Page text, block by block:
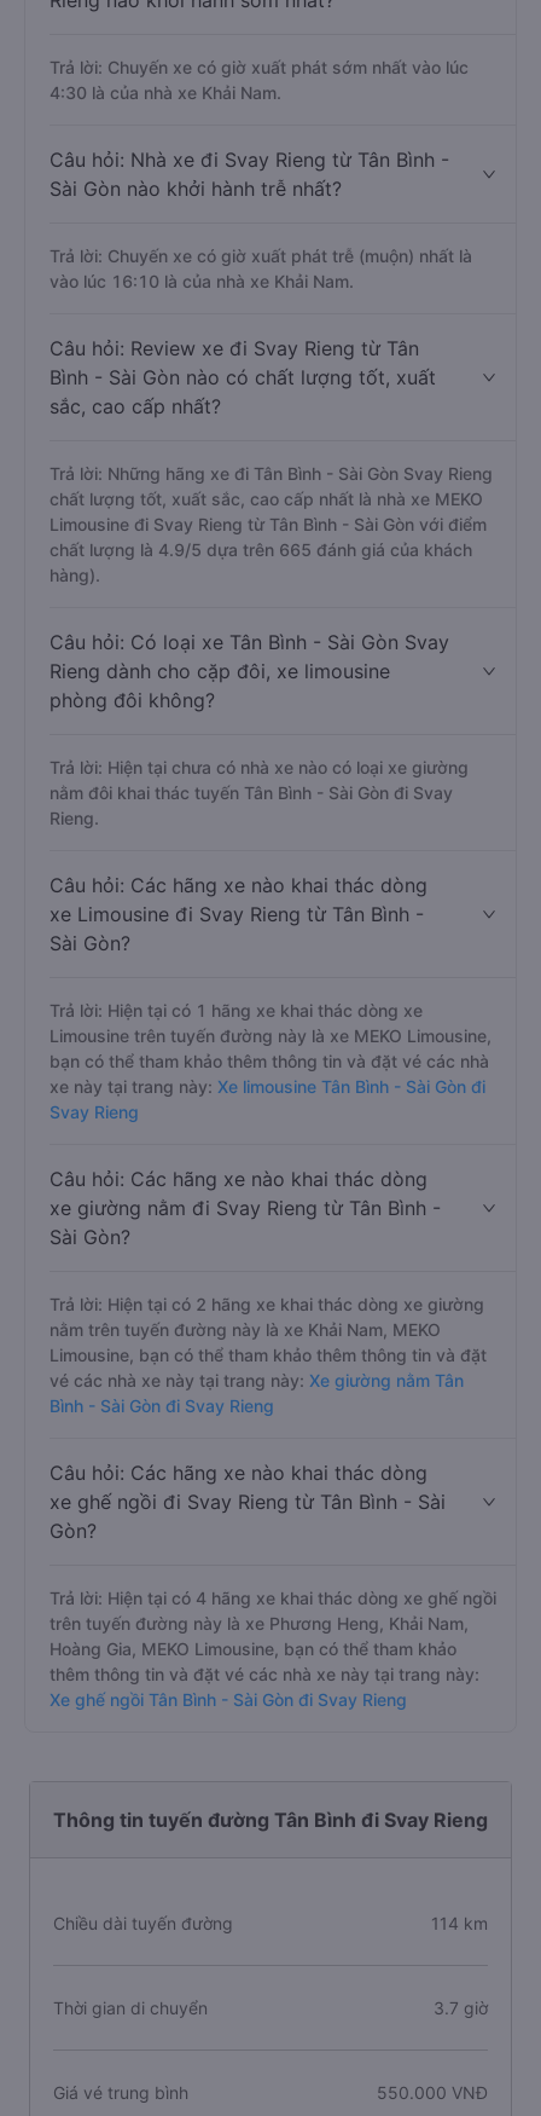
Trả lời: Chuyến xe có giờ xuất phát sớm nhất vào lúc
4:30 là của nhà xe Khải Nam.
Câu hỏi: Nhà xe đi Svay Rieng từ Tân Bình -
Sài Gòn nào khởi hành trễ nhất?
Trả lời: Chuyến xe có giờ xuất phát trễ (muộn) nhất là
vào lúc 16:10 là của nhà xe Khải Nam.
Câu hỏi: Review xe đi Svay Rieng từ Tân
Bình - Sài Gòn nào có chất lượng tốt, xuất
sắc, cao cấp nhất?
Trả lời: Những hãng xe đi Tân Bình - Sài Gòn Svay Rieng
chất lượng tốt, xuất sắc, cao cấp nhất là nhà xe MEKO
Limousine đi Svay Rieng từ Tân Bình - Sài Gòn với điểm
chất lượng là 4.9/5 dựa trên 665 đánh giá của khách
hàng).
Câu hỏi: Có loại xe Tân Bình - Sài Gòn Svay
Rieng dành cho cặp đôi, xe limousine
phòng đôi không?
Trả lời: Hiện tại chưa có nhà xe nào có loại xe giường
nằm đôi khai thác tuyến Tân Bình - Sài Gòn đi Svay
Rieng.
Câu hỏi: Các hãng xe nào khai thác dòng
xe Limousine đi Svay Rieng từ Tân Bình -
Sài Gòn?
Trả lời: Hiện tại có 1 hãng xe khai thác dòng xe
Limousine trên tuyến đường này là xe MEKO Limousine,
bạn có thể tham khảo thêm thông tin và đặt vé các nhà
xe này tại trang này: Xe limousine Tân Bình - Sài Gòn đi
Svay Rieng
Câu hỏi: Các hãng xe nào khai thác dòng
xe giường nằm đi Svay Rieng từ Tân Bình -
Sài Gòn?
Trả lời: Hiện tại có 2 hãng xe khai thác dòng xe giường
nằm trên tuyến đường này là xe Khải Nam, MEKO
Limousine, bạn có thể tham khảo thêm thông tin và đặt
vé các nhà xe này tại trang này: Xe giường nằm Tân
Bình - Sài Gòn đi Svay Rieng
Câu hỏi: Các hãng xe nào khai thác dòng
xe ghế ngồi đi Svay Rieng từ Tân Bình - Sài
Gòn?
Trả lời: Hiện tại có 4 hãng xe khai thác dòng xe ghế ngồi
trên tuyến đường này là xe Phương Heng, Khải Nam,
Hoàng Gia, MEKO Limousine, bạn có thể tham khảo
thêm thông tin và đặt vé các nhà xe này tại trang này:
Xe ghế ngồi Tân Bình - Sài Gòn đi Svay Rieng
Thông tin tuyến đường Tân Bình đi Svay Rieng
Chiều dài tuyến đường 114 km
Thời gian di chuyển 3.7 giờ
Giá vé trung bình 550.000 VNĐ